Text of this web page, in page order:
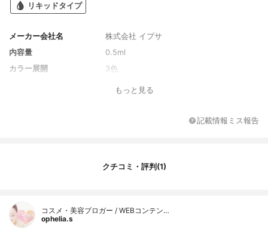
リキッドタイプ
メーカー会社名
株式会社 イプサ
内容量
0.5ml
カラー展開
3色
もっと見る
記載情報ミス報告
クチコミ・評判(1)
コスメ・美容ブロガー / WEBコンテン…
ophelia.s